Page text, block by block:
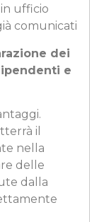
ufficio
comunicati
dei
e
il
nella
delle
dalla